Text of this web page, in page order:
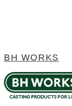
BH WORKS